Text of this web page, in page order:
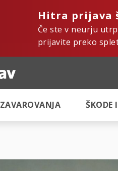
Hitra prijava
Če ste v neurju
prijavite preko
ZAVAROVANJA ŠKODE